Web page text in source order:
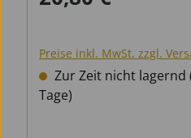
Preise inkl. MwSt. zzgl.
Zur Zeit nicht lagernd
Tage)